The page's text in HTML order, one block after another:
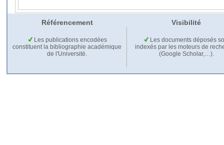
Référencement Visibilité
Les publications encodées
constituent la bibliographie académique
de l'Université.
Les documents déposés
indexés par les moteurs de
(Google Scholar,…).